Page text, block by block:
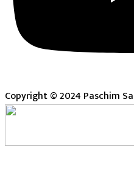
Copyright © 2024 Paschim